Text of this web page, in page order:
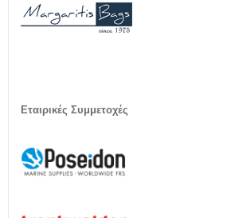
Εταιρικές Συμμετοχές